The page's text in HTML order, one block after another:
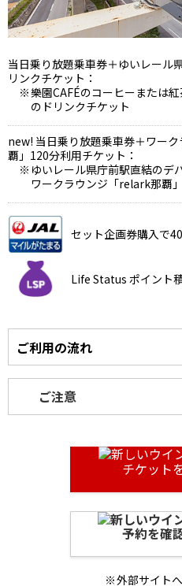
当日乗り放題乗車券＋ゆいレール
リンクチケット：
樂園CAFÉのコーヒーまたは紅
のドリンクチケット
new! 当日乗り放題乗車券＋ワー
覇」120分利用チケット：
ゆいレール県庁前駅直結のデ
ワークラウンジ「relark那覇
セット企画券購入で
Life Status ポイント
ご利用の流れ
ご注意
チケット
予約を確
外部サイト